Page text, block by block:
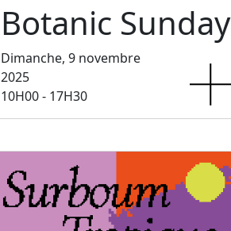
Botanic Sunday
Dimanche, 9 novembre
2025
10H00 - 17H30